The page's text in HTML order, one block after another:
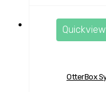
Quickview